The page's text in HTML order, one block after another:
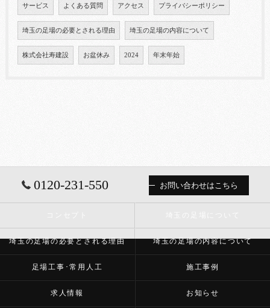
サービス よくある質問 アクセス プライバシーポリシー
埼玉の足場の必要とされる理由 埼玉の足場の内容について
株式会社寿建設 お盆休み 2024 年末年始
0120-231-550 お問い合わせはこちら
埼玉の足場の必要とされる理由 埼玉の足場の内容について
足場工事･常用人工 施工事例
求人情報 お知らせ